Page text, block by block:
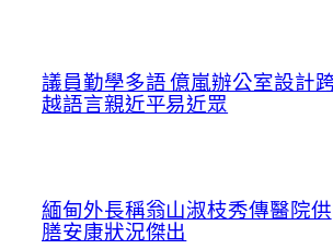
議員勤學多語 億嵐辦公室設計
越語言親近平易近眾
緬甸外長稱翁山淑枝秀傳醫院供
膳安康狀況傑出